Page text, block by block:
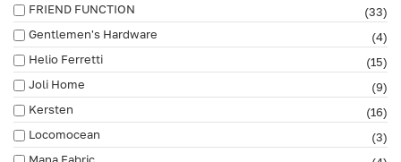
FRIEND FUNCTION
(33)
Gentlemen's Hardware
(4)
Helio Ferretti
(15)
Joli Home
(9)
Kersten
(16)
Locomocean
(3)